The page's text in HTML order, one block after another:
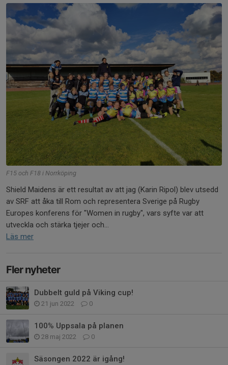
F15 och F18 i Norrköping
Shield Maidens är ett resultat av att jag (Karin Ripol) blev utsedd
av SRF att åka till Rom och representera Sverige på Rugby
Europes konferens för "Women in rugby", vars syfte var att
utveckla och stärka tjejer och...
Läs mer
Fler nyheter
Dubbelt guld på Viking cup!
21 jun 2022 0
100% Uppsala på planen
28 maj 2022 0
Säsongen 2022 är igång!